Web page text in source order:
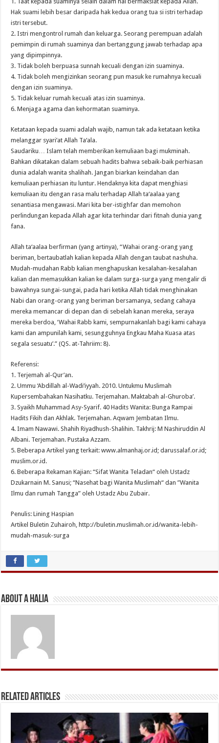
Hak suami lebih besar daripada hak kedua orang tua si istri terhadap
istri tersebut.
2. Istri mengontrol rumah dan keluarga. Seorang perempuan adalah
pemimpin di rumah suaminya dan bertanggung jawab terhadap apa
yang dipimpinnya.
3. Tidak boleh berpuasa sunnah kecuali dengan izin suaminya.
4. Tidak boleh mengizinkan seorang pun masuk ke rumahnya kecuali
dengan izin suaminya.
5. Tidak keluar rumah kecuali atas izin suaminya.
6. Menjaga agama dan kehormatan suaminya.
Ketataan kepada suami adalah wajib, namun tak ada ketataan ketika
melanggar syari’at Allah Ta‘ala.
Saudariku… Islam telah memberikan kemuliaan bagi mukminah.
Bahkan dikatakan dalam sebuah hadits bahwa sebaik-baik perhiasan
dunia adalah wanita shalihah. Jangan biarkan keindahan dan
kemuliaan perhiasan itu luntur. Hendaknya kita dapat menghiasi
kemuliaan itu dengan rasa malu terhadap Allah ta‘aalaa yang
senantiasa mengawasi. Mari kita ber-istighfar dan memohon
perlindungan kepada Allah agar kita terhindar dari fitnah dunia yang
fana.
Allah ta‘aalaa berfirman (yang artinya), “Wahai orang-orang yang
beriman, bertaubatlah kalian kepada Allah dengan taubat nashuha.
Mudah-mudahan Rabb kalian menghapuskan kesalahan-kesalahan
kalian dan memasukkan kalian ke dalam surga-surga yang mengalir di
bawahnya sungai-sungai, pada hari ketika Allah tidak menghinakan
Nabi dan orang-orang yang beriman bersamanya, sedang cahaya
mereka memancar di depan dan di sebelah kanan mereka, seraya
mereka berdoa, ‘Wahai Rabb kami, sempurnakanlah bagi kami cahaya
kami dan ampunilah kami, sesungguhnya Engkau Maha Kuasa atas
segala sesuatu’.” (QS. at-Tahriim: 8).
Referensi:
1. Terjemah al-Qur’an.
2. Ummu ‘Abdillah al-Wadi’iyyah. 2010. Untukmu Muslimah
Kupersembahakan Nasihatku. Terjemahan. Maktabah al-Ghuroba’.
3. Syaikh Muhammad Asy-Syarif. 40 Hadits Wanita: Bunga Rampai
Hadits Fikih dan Akhlak. Terjemahan. Aqwam Jembatan Ilmu.
4. Imam Nawawi. Shahih Riyadhush-Shalihin. Takhrij: M Nashiruddin Al
Albani. Terjemahan. Pustaka Azzam.
5. Beberapa Artikel yang terkait: www.almanhaj.or.id; darussalaf.or.id;
muslim.or.id.
6. Beberapa Rekaman Kajian: “Sifat Wanita Teladan“ oleh Ustadz
Dzukarnain M. Sanusi; “Nasehat bagi Wanita Muslimah“ dan ”Wanita
Ilmu dan rumah Tangga” oleh Ustadz Abu Zubair.
Penulis: Lining Haspian
Artikel Buletin Zuhairoh, http://buletin.muslimah.or.id/wanita-lebih-
mudah-masuk-surga
About A Halia
Related Articles